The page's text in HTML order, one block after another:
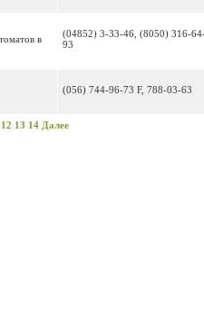
в
(04852) 3-33-46, (8050) 316-
93
(056) 744-96-73 F, 788-03-63
12 13 14 Далее